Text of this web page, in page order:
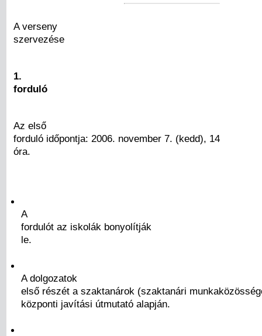
A verseny
szervezése
1.
forduló
Az első
forduló időpontja: 2006. november 7. (kedd), 14
óra.
A
fordulót az iskolák bonyolítják
le.
A dolgozatok
első részét a szaktanárok (szaktanári
központi javítási útmutató alapján.